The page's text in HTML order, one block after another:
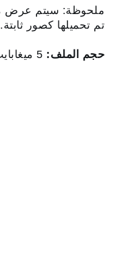
تم تحميلها كصور ثابتة.
حجم الملف: